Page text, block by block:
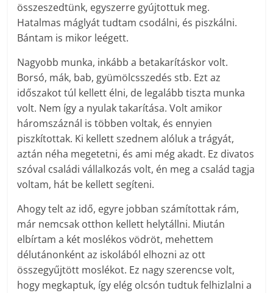
összeszedtünk, egyszerre gyújtottuk meg.
Hatalmas máglyát tudtam csodálni, és piszkálni.
Bántam is mikor leégett.
Nagyobb munka, inkább a betakarításkor volt.
Borsó, mák, bab, gyümölcsszedés stb. Ezt az
időszakot túl kellett élni, de legalább tiszta munka
volt. Nem így a nyulak takarítása. Volt amikor
háromszáznál is többen voltak, és ennyien
piszkítottak. Ki kellett szednem alóluk a trágyát,
aztán néha megetetni, és ami még akadt. Ez divatos
szóval családi vállalkozás volt, én meg a család tagja
voltam, hát be kellett segíteni.
Ahogy telt az idő, egyre jobban számítottak rám,
már nemcsak otthon kellett helytállni. Miután
elbírtam a két moslékos vödröt, mehettem
délutánonként az iskolából elhozni az ott
összegyűjtött moslékot. Ez nagy szerencse volt,
hogy megkaptuk, így elég olcsón tudtuk felhizlalni a